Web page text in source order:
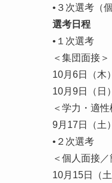
•３次選考（
選考日程
•１次選考
＜集団面接＞
10月6日（
10月9日（日
＜学力・適性
9月17日（土
•２次選考
＜個人面接
10月15日（